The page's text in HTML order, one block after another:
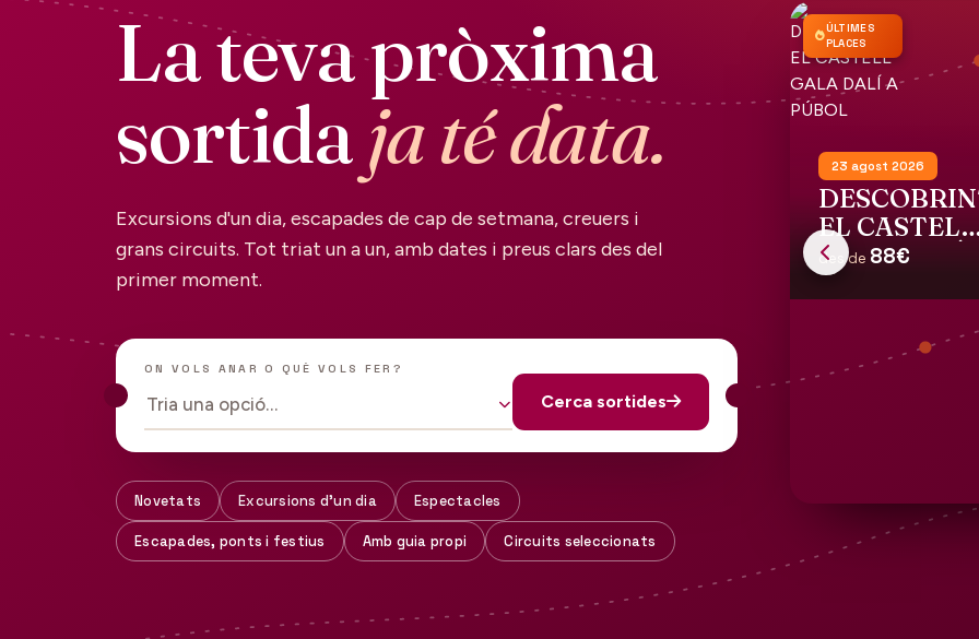
La teva pròxima
sortidaja té data.
Excursions d'un dia, escapades de cap de setmana, creuers i
grans circuits. Tot triat un a un, amb dates i preus clars des del
primer moment.
ON VOLS ANAR O QUÈ VOLS FER?
Tria una opció… Cerca sortides
Novetats Excursions d'un dia Espectacles
Escapades, ponts i festius Amb guia propi Circuits seleccionats
ÚLTIMES
PLACES
23 agost 2026
EL CASTELL
GALA DALÍ
PÚBOL
des de 88€